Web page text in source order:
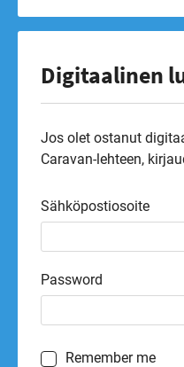
Digitaalinen
Jos olet ostanut
Caravan-lehteen,
Sähköpostiosoite
Password
Remember me